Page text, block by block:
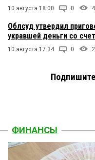
10 августа 18:00 0
Облсуд утвердил
укравшей деньги со
10 августа 17:34 0
ФИНАНСЫ